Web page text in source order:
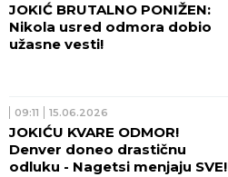
JOKIĆ BRUTALNO PONIŽEN:
Nikola usred odmora dobio
užasne vesti!
09:11 15.06.2026
JOKIĆU KVARE ODMOR!
Denver doneo drastičnu
odluku - Nagetsi menjaju SVE!